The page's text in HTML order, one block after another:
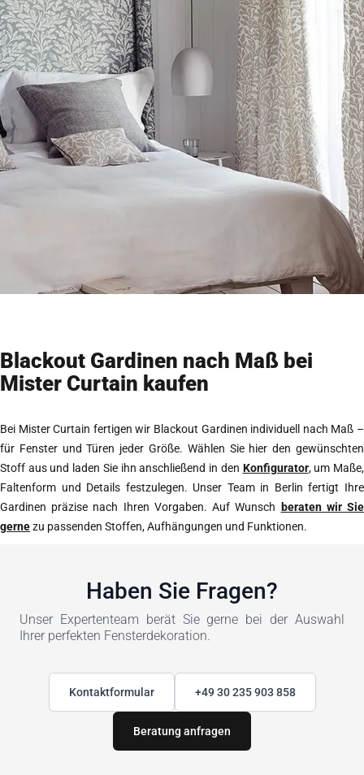
Blackout Gardinen nach Maß bei
Mister Curtain kaufen
Bei Mister Curtain fertigen wir Blackout Gardinen individuell nach Maß –
für Fenster und Türen jeder Größe. Wählen Sie hier den gewünschten
Stoff aus und laden Sie ihn anschließend in den Konfigurator, um Maße,
Faltenform und Details festzulegen. Unser Team in Berlin fertigt Ihre
Gardinen präzise nach Ihren Vorgaben. Auf Wunsch
beraten wir Sie
gernezu passenden Stoffen, Aufhängungen und Funktionen.
Haben Sie Fragen?
Unser Expertenteam berät Sie gerne bei der Auswahl
Ihrer perfekten Fensterdekoration.
Kontaktformular +49 30 235 903 858
Beratung anfragen